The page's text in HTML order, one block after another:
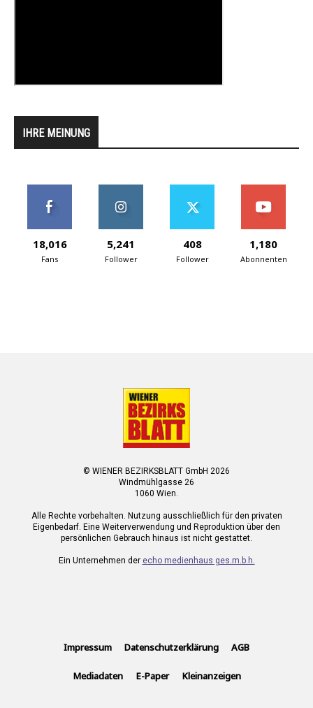
IHRE MEINUNG
18,016
Fans
5,241
Follower
408
Follower
1,180
Abonnenten
© WIENER BEZIRKSBLATT GmbH 2026
Windmühlgasse 26
1060 Wien.
Alle Rechte vorbehalten. Nutzung ausschließlich für den privaten
Eigenbedarf. Eine Weiterverwendung und Reproduktion über den
persönlichen Gebrauch hinaus ist nicht gestattet.
Ein Unternehmen der echo medienhaus ges.m.b.h.
Impressum Datenschutzerklärung AGB
Mediadaten E-Paper Kleinanzeigen